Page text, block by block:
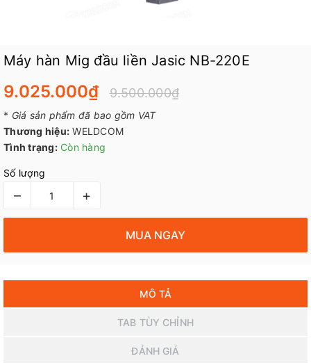
Máy hàn Mig đầu liền Jasic NB-220E
9.025.000₫ 9.500.000₫
* Giá sản phẩm đã bao gồm VAT
Thương hiệu: WELDCOM
Tình trạng: Còn hàng
Số lượng
– +
MUA NGAY
MÔ TẢ
TAB TÙY CHỈNH
ĐÁNH GIÁ